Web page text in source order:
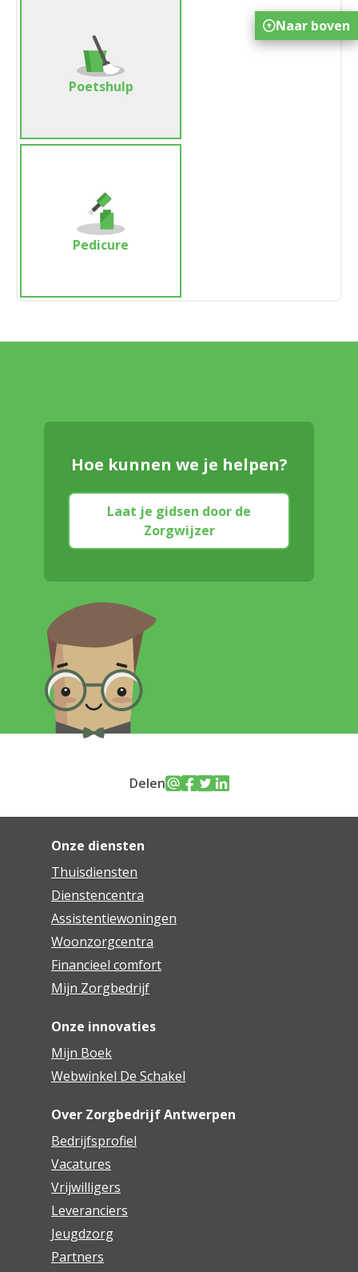
Poetshulp
Pedicure
Hoe kunnen we je helpen?
Laat je gidsen door de
Zorgwijzer
Delen
Onze diensten
Thuisdiensten
Dienstencentra
Assistentiewoningen
Woonzorgcentra
Financieel comfort
Mijn Zorgbedrijf
Onze innovaties
Mijn Boek
Webwinkel De Schakel
Over Zorgbedrijf Antwerpen
Bedrijfsprofiel
Vacatures
Vrijwilligers
Leveranciers
Jeugdzorg
Partners
Naar boven